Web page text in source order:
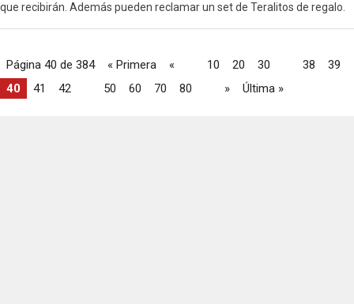
que recibirán. Además pueden reclamar un set de Teralitos de regalo.
Página 40 de 384 « Primera « 10 20 30 38
39
40
41 42 50 60 70 80 » Última »